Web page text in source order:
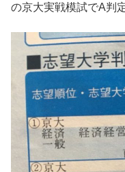
の京大実戦模試でA判